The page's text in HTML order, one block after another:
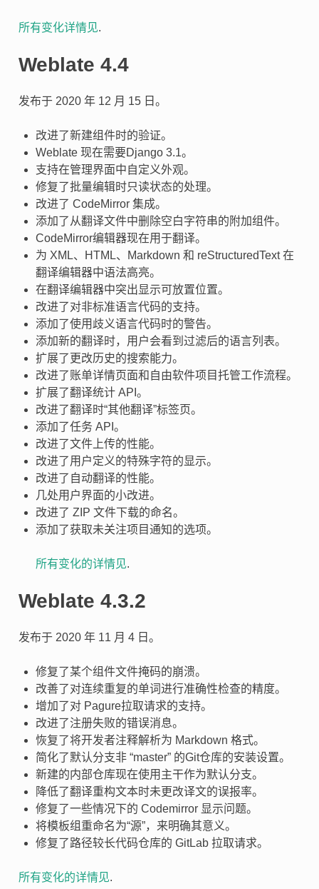
所有变化详情见.
Weblate 4.4
发布于 2020 年 12 月 15 日。
改进了新建组件时的验证。
Weblate 现在需要Django 3.1。
支持在管理界面中自定义外观。
修复了批量编辑时只读状态的处理。
改进了 CodeMirror 集成。
添加了从翻译文件中删除空白字符串的附加组件。
CodeMirror编辑器现在用于翻译。
为 XML、HTML、Markdown 和 reStructuredText 在
翻译编辑器中语法高亮。
在翻译编辑器中突出显示可放置位置。
改进了对非标准语言代码的支持。
添加了使用歧义语言代码时的警告。
添加新的翻译时，用户会看到过滤后的语言列表。
扩展了更改历史的搜索能力。
改进了账单详情页面和自由软件项目托管工作流程。
扩展了翻译统计 API。
改进了翻译时“其他翻译”标签页。
添加了任务 API。
改进了文件上传的性能。
改进了用户定义的特殊字符的显示。
改进了自动翻译的性能。
几处用户界面的小改进。
改进了 ZIP 文件下载的命名。
添加了获取未关注项目通知的选项。
所有变化的详情见.
Weblate 4.3.2
发布于 2020 年 11 月 4 日。
修复了某个组件文件掩码的崩溃。
改善了对连续重复的单词进行准确性检查的精度。
增加了对 Pagure拉取请求的支持。
改进了注册失败的错误消息。
恢复了将开发者注释解析为 Markdown 格式。
简化了默认分支非 “master” 的Git仓库的安装设置。
新建的内部仓库现在使用主干作为默认分支。
降低了翻译重构文本时未更改译文的误报率。
修复了一些情况下的 Codemirror 显示问题。
将模板组重命名为“源”，来明确其意义。
修复了路径较长代码仓库的 GitLab 拉取请求。
所有变化的详情见.